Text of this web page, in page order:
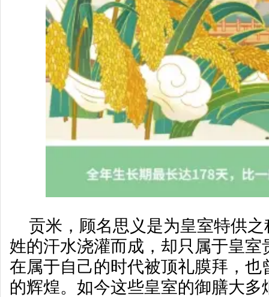
贡米，顾名思义是为皇室特供
姓的汗水浇灌而成，却只属于皇室
在属于自己的时代被顶礼膜拜，也
的辉煌。如今这些皇室的御膳大